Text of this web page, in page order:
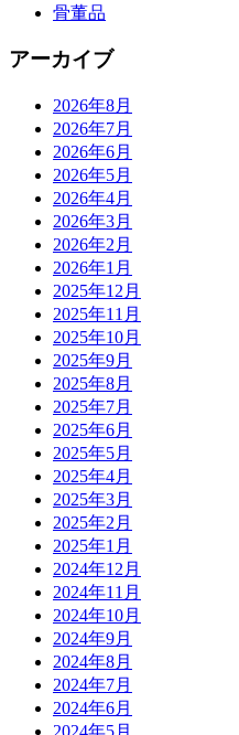
骨董品
アーカイブ
2026年8月
2026年7月
2026年6月
2026年5月
2026年4月
2026年3月
2026年2月
2026年1月
2025年12月
2025年11月
2025年10月
2025年9月
2025年8月
2025年7月
2025年6月
2025年5月
2025年4月
2025年3月
2025年2月
2025年1月
2024年12月
2024年11月
2024年10月
2024年9月
2024年8月
2024年7月
2024年6月
2024年5月